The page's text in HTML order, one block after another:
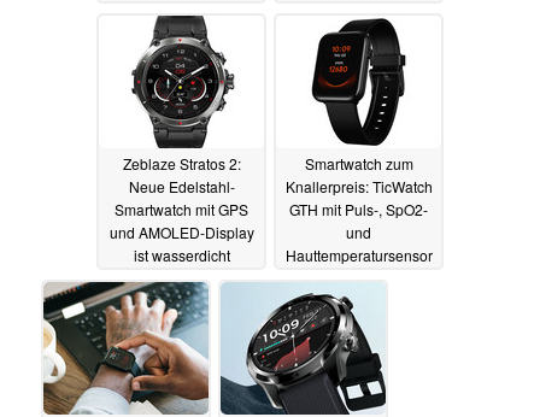
Zeblaze Stratos 2:
Neue Edelstahl-
Smartwatch mit GPS
und AMOLED-Display
ist wasserdicht
06.03.2022
Smartwatch zum
Knallerpreis: TicWatch
GTH mit Puls-, SpO2-
und
Hauttemperatursensor
zum Allzeit-Bestpreis
unter 30 Euro